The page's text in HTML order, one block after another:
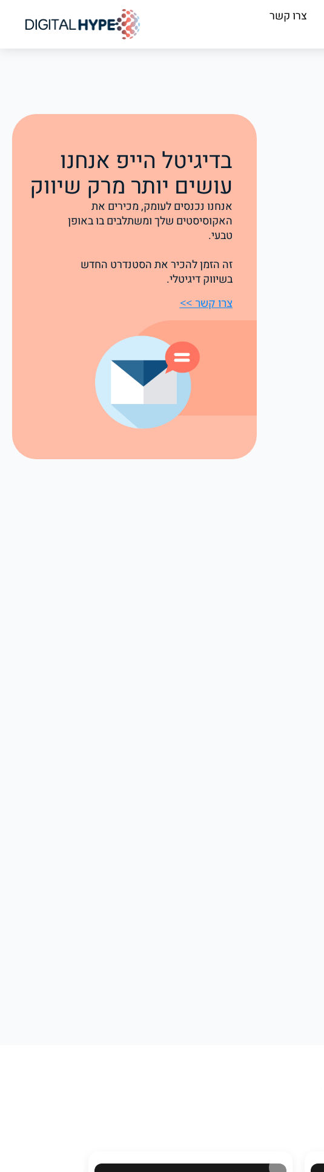
צרו קשר
בדיגיטל הייפ אנחנו
עושים יותר מרק שיווק
אנחנו נכנסים לעומק, מכירים את
האקוסיסטים שלך ומשתלבים בו באופן
טבעי.
זה הזמן להכיר את הסטנדרט החדש
בשיווק דיגיטלי.
צרו קשר >>